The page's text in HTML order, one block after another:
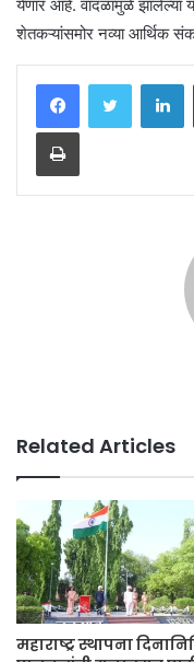
येणार आहे. वादळामुळे झालेल्या
शेतकऱ्यांसमोर नव्या आर्थिक
Print
Related Articles
महाराष्ट्र स्थापना